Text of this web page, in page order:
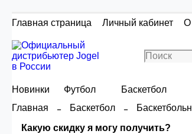
Главная страница Личный кабинет О
Новинки Футбол Баскетбол
Главная
Баскетбол
Какую скидку я могу получить?